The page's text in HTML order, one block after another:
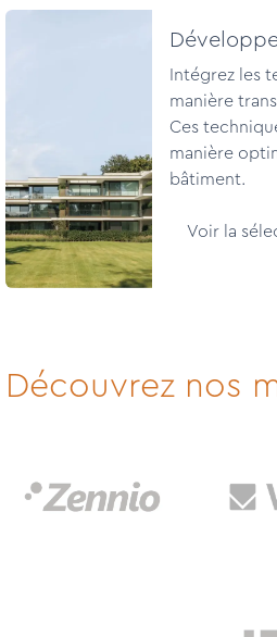
Intégrez les
manière
Ces
manière
bâtiment.
Voir la
Découvrez nos